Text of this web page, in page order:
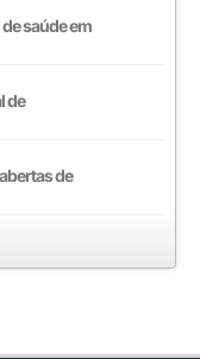
saúde em
de
de